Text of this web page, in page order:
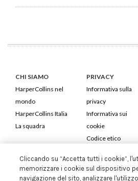
CHI SIAMO
HarperCollins nel
mondo
HarperCollins Italia
La squadra
PRIVACY
Informativa sulla
privacy
Informativa sui
cookie
Codice etico
HarperCollins Italia S.p.A. Viale
Cod. Fiscale e P.IVA
Cliccando su “Accetta tutti i cookie”,
memorizzare i cookie sul dispositivo
navigazione del sito, analizzare